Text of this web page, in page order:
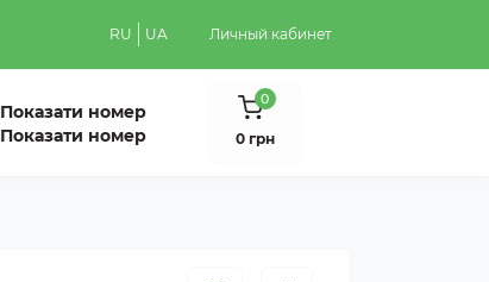
RU UA Личный кабинет
Показати номер
Показати номер
0
0 грн